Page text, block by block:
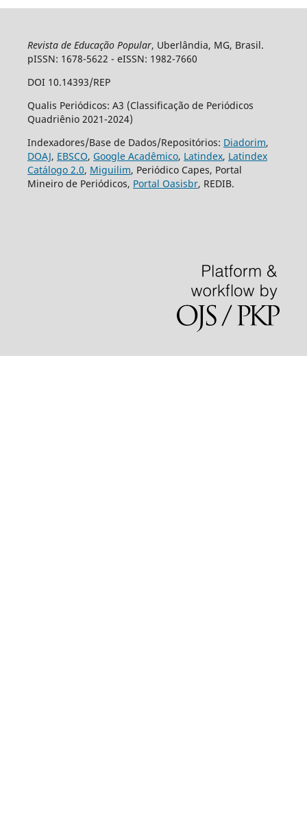
Revista de Educação Popular, Uberlândia, MG, Brasil.
pISSN: 1678-5622 - eISSN: 1982-7660
DOI 10.14393/REP
Qualis Periódicos: A3 (Classificação de Periódicos
Quadriênio 2021-2024)
Indexadores/Base de Dados/Repositórios: Diadorim,
DOAJ, EBSCO, Google Acadêmico, Latindex, Latindex
Catálogo 2.0, Miguilim, Periódico Capes, Portal
Mineiro de Periódicos, Portal Oasisbr, REDIB.